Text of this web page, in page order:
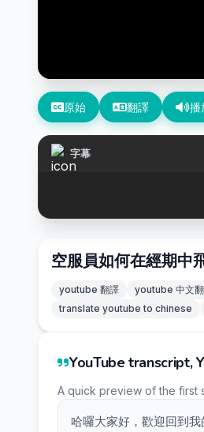
原始 翻譯 播
字幕
空服員如何在經期中
youtube 翻譯 youtube 中文
translate youtube to chinese
YouTube transcript,
A quick preview of the first
哈囉大家好，歡迎回到